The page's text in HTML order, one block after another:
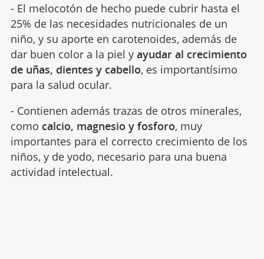
- El melocotón de hecho puede cubrir hasta el
25% de las necesidades nutricionales de un
niño, y su aporte en carotenoides, además de
dar buen color a la piel y ayudar al crecimiento
de uñas, dientes y cabello, es importantísimo
para la salud ocular.
- Contienen además trazas de otros minerales,
como calcio, magnesio y fosforo, muy
importantes para el correcto crecimiento de los
niños, y de yodo, necesario para una buena
actividad intelectual.